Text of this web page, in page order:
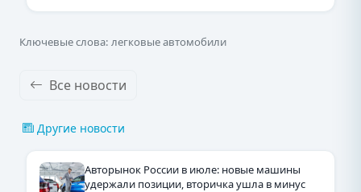
Ключевые слова: легковые автомобили
Все новости
Другие новости
Авторынок России в июле: новые машины
удержали позиции, вторичка ушла в минус